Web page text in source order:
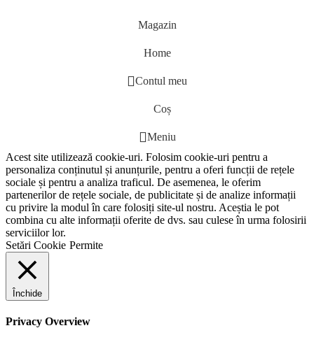
Magazin
Home
Contul meu
Coș
Meniu
Acest site utilizează cookie-uri. Folosim cookie-uri pentru a
personaliza conținutul și anunțurile, pentru a oferi funcții de rețele
sociale și pentru a analiza traficul. De asemenea, le oferim
partenerilor de rețele sociale, de publicitate și de analize informații
cu privire la modul în care folosiți site-ul nostru. Aceștia le pot
combina cu alte informații oferite de dvs. sau culese în urma folosirii
serviciilor lor.
Setări Cookie Permite
Închide
Privacy Overview